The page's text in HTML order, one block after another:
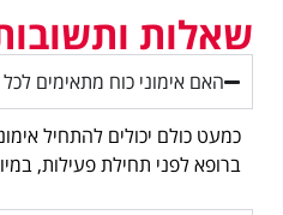
שאלות
האם אימוני כוח מתאימים
כמעט כולם יכולים להתחיל
ברופא לפני תחילת פעילות,